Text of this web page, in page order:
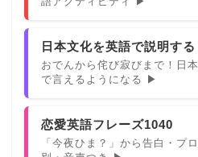
日本文化を英語で説明する
おでんから侘び寂びまで！日
で言えるようになる ▶
恋愛英語フレーズ1040
「今夜ひま？」から告白・プ